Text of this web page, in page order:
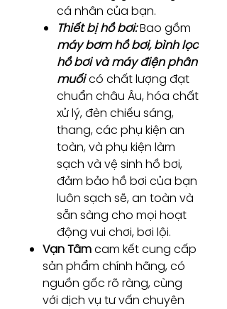
cá nhân của bạn.
Thiết bị hồ bơi:Bao gồm
máy bơm hồ bơi, bình lọc
hồ bơi và máy điện phân
muốicó chất lượng đạt
chuẩn châu Âu, hóa chất
xử lý, đèn chiếu sáng,
thang, các phụ kiện an
toàn, và phụ kiện làm
sạch và vệ sinh hồ bơi,
đảm bảo hồ bơi của bạn
luôn sạch sẽ, an toàn và
sẵn sàng cho mọi hoạt
động vui chơi, bơi lội.
Vạn Tâmcam kết cung cấp
sản phẩm chính hãng, có
nguồn gốc rõ ràng, cùng
với dịch vụ tư vấn chuyên